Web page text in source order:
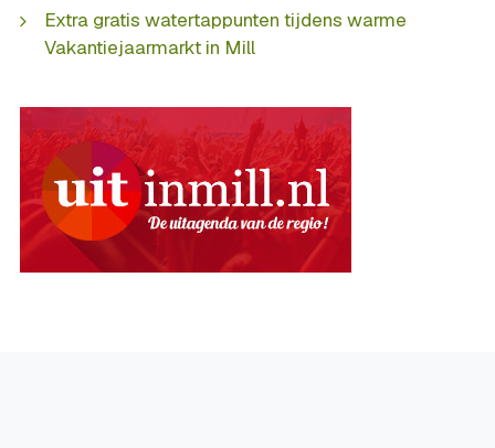
Extra gratis watertappunten tijdens warme
Vakantiejaarmarkt in Mill